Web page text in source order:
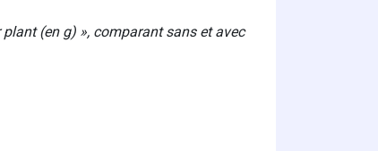
(en g) », comparant sans et avec